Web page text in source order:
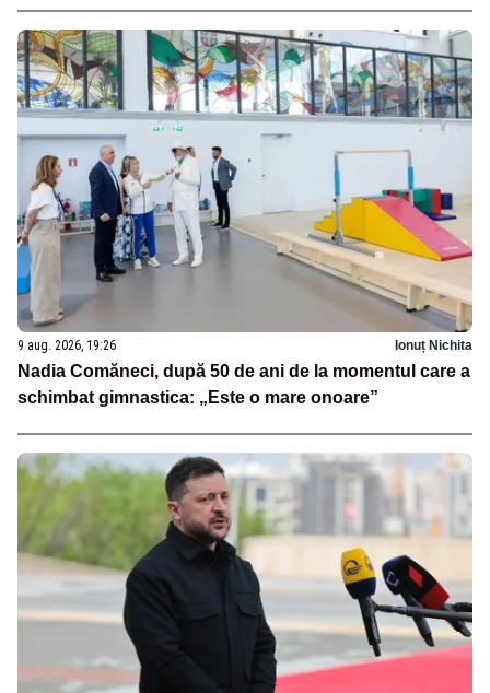
9 aug. 2026, 19:26 Ionuț Nichita
Nadia Comăneci, după 50 de ani de la momentul care a
schimbat gimnastica: „Este o mare onoare”